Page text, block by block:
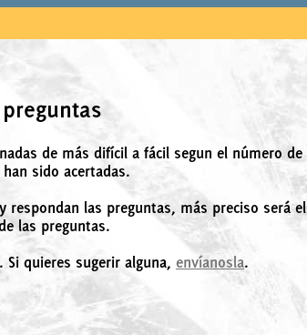
preguntas
de más difícil a fácil segun el número de
han sido acertadas.
respondan las preguntas, más preciso será el
las preguntas.
Si quieres sugerir alguna, envíanosla.